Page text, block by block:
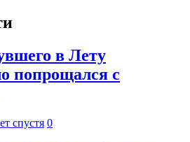
в Лету
попрощался с
спустя 0